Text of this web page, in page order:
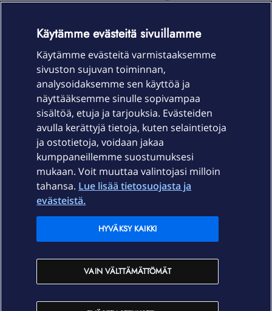
Laitteet & liittymät
Palvelut
Ajankohtaista
Elisa Oyj
In English
Käytämme evästeitä sivuillamme
Käytämme evästeitä varmistaaksemme
sivuston sujuvan toiminnan,
analysoidaksemme sen käyttöä ja
näyttääksemme sinulle sopivampaa
sisältöä, etuja ja tarjouksia. Evästeiden
avulla kerättyjä tietoja, kuten selaintietoja
ja ostotietoja, voidaan jakaa
kumppaneillemme suostumuksesi
mukaan. Voit muuttaa valintojasi milloin
tahansa. Lue lisää tietosuojasta ja
evästeistä.
VAIN VÄLTTÄMÄTTÖMÄT
HYVÄKSY KAIKKI